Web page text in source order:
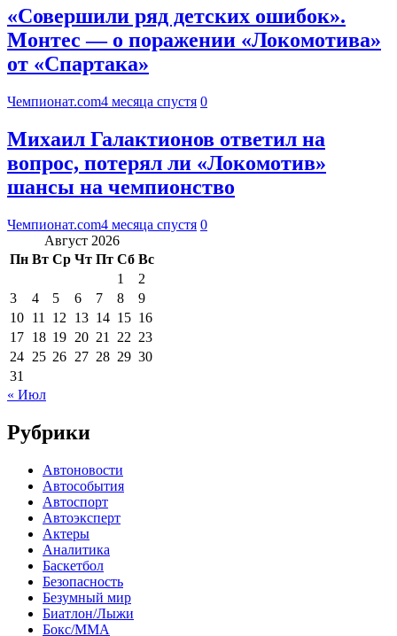
«Совершили ряд детских ошибок».
Монтес — о поражении «Локомотива»
от «Спартака»
Чемпионат.com4 месяца спустя 0
Михаил Галактионов ответил на
вопрос, потерял ли «Локомотив»
шансы на чемпионство
Чемпионат.com4 месяца спустя 0
Август 2026
Пн Вт Ср Чт Пт Сб Вс
1
2
3
4 5 6 7 8
9
10 11 12 13 14 15 16
17 18 19 20 21 22 23
24 25 26 27 28 29 30
31
« Июл
Рубрики
Автоновости
Автособытия
Автоспорт
Автоэксперт
Актеры
Аналитика
Баскетбол
Безопасность
Безумный мир
Биатлон/Лыжи
Бокс/MMA